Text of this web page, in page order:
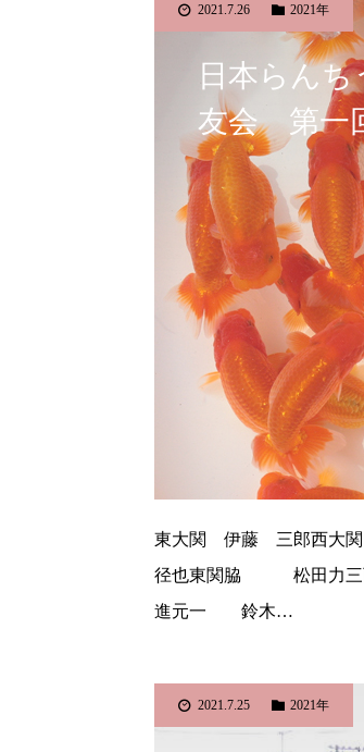
2021.7.26 2021年
日本らん
友会 第一
東大関 伊藤 三郎西大
径也東関脇 松田力
進元一 鈴木…
2021.7.25 2021年